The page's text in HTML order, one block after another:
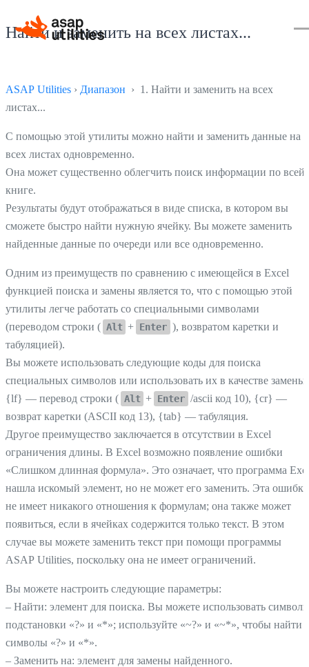
Найти и заменить на всех листах...
ASAP Utilities › Диапазон › 1. Найти и заменить на всех
листах...
С помощью этой утилиты можно найти и заменить данные на
всех листах одновременно.
Она может существенно облегчить поиск информации по всей
книге.
Результаты будут отображаться в виде списка, в котором вы
сможете быстро найти нужную ячейку. Вы можете заменить
найденные данные по очереди или все одновременно.
Одним из преимуществ по сравнению с имеющейся в Excel
функцией поиска и замены является то, что с помощью этой
утилиты легче работать со специальными символами
(переводом строки ( Alt + Enter ), возвратом каретки и
табуляцией).
Вы можете использовать следующие коды для поиска
специальных символов или использовать их в качестве замены:
{lf} — перевод строки ( Alt + Enter /ascii код 10), {cr} —
возврат каретки (ASCII код 13), {tab} — табуляция.
Другое преимущество заключается в отсутствии в Excel
ограничения длины. В Excel возможно появление ошибки
«Слишком длинная формула». Это означает, что программа
нашла искомый элемент, но не может его заменить. Эта ошибка
не имеет никакого отношения к формулам; она также может
появиться, если в ячейках содержится только текст. В этом
случае вы можете заменить текст при помощи программы
ASAP Utilities, поскольку она не имеет ограничений.
Вы можете настроить следующие параметры:
– Найти: элемент для поиска. Вы можете использовать
подстановки «?» и «*»; используйте «~?» и «~*», чтобы найти
символы «?» и «*».
– Заменить на: элемент для замены найденного.